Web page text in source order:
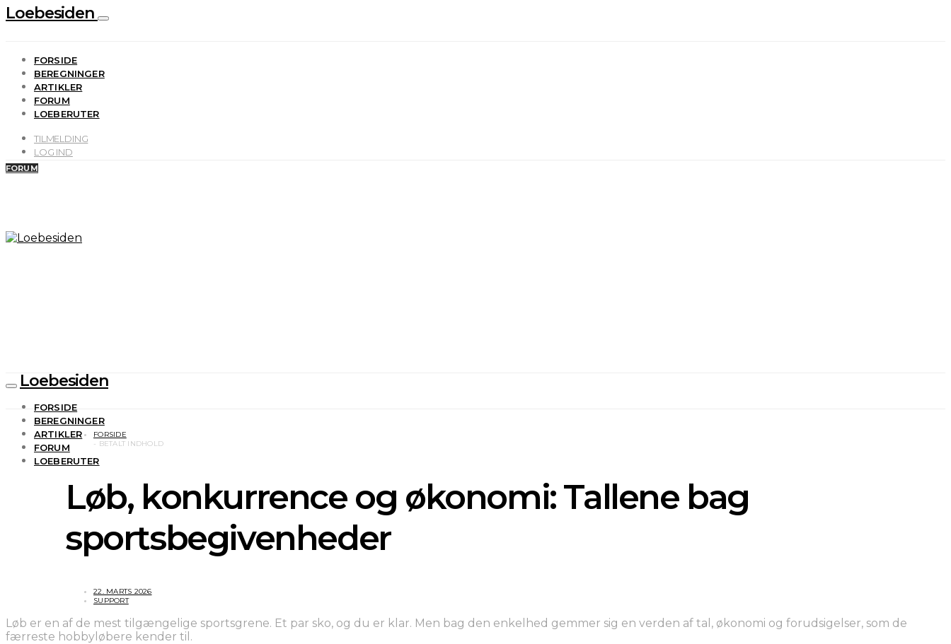
Loebesiden
FORSIDE
BEREGNINGER
ARTIKLER
FORUM
LOEBERUTER
TILMELDING
LOG IND
FORUM
Loebesiden
FORSIDE
BEREGNINGER
ARTIKLER
FORUM
LOEBERUTER
FORSIDE
Løb, konkurrence og økonomi: Tallene bag
sportsbegivenheder
22. MARTS 2026
SUPPORT
Løb er en af de mest tilgængelige sportsgrene. Et par sko, og du er klar. Men bag den enkelhed gemmer sig en verden af tal, økonomi og forudsigelser, som de
færreste hobbyløbere kender til.